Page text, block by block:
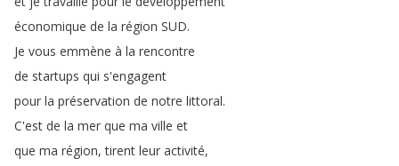
économique de la région SUD.
Je vous emmène à la rencontre
de startups qui s'engagent
pour la préservation de notre littoral.
C'est de la mer que ma ville et
que ma région,tirent leur activité,